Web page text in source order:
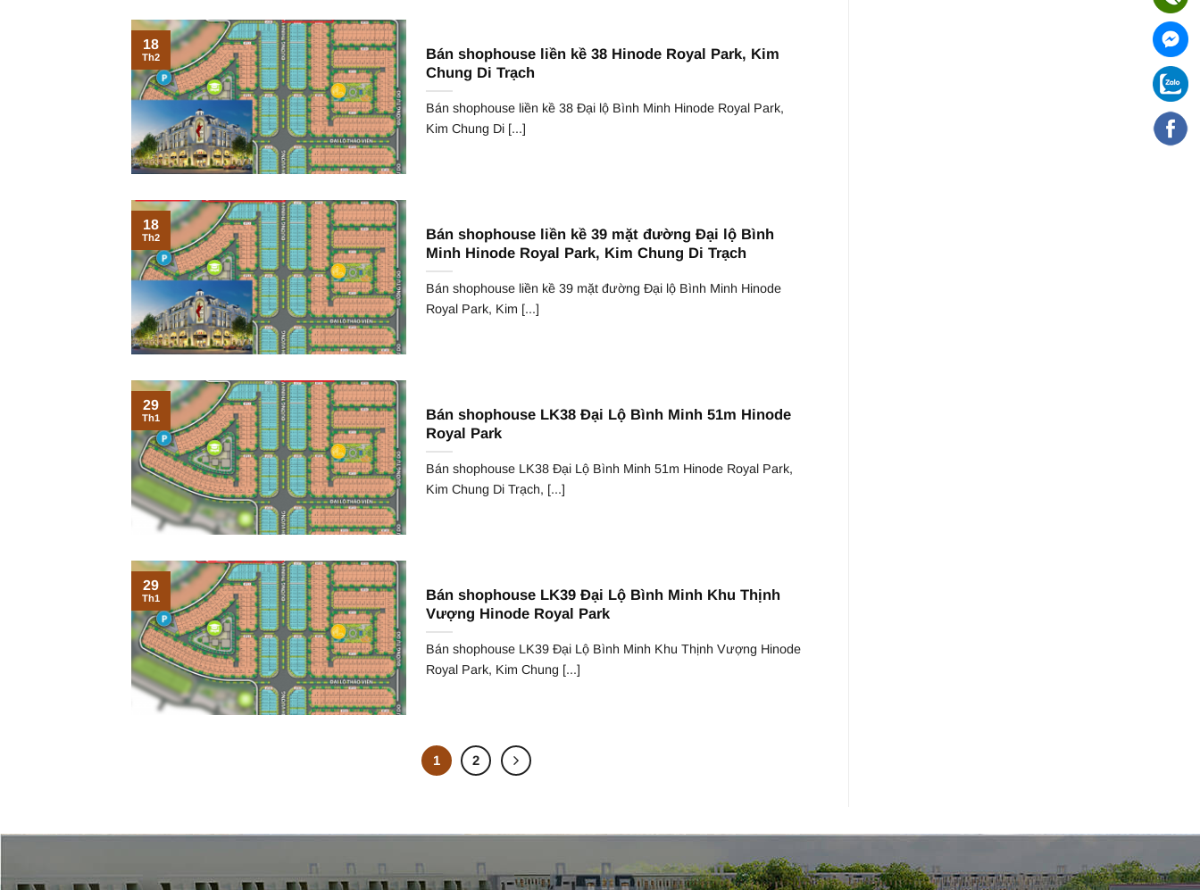
Bán shophouse liền kề 38 Hinode Royal Park, Kim
Chung Di Trạch
Bán shophouse liền kề 38 Đại lộ Bình Minh Hinode Royal Park,
Kim Chung Di [...]
18
Th2
Bán shophouse liền kề 39 mặt đường Đại lộ Bình
Minh Hinode Royal Park, Kim Chung Di Trạch
Bán shophouse liền kề 39 mặt đường Đại lộ Bình Minh Hinode
Royal Park, Kim [...]
18
Th2
Bán shophouse LK38 Đại Lộ Bình Minh 51m Hinode
Royal Park
Bán shophouse LK38 Đại Lộ Bình Minh 51m Hinode Royal Park,
Kim Chung Di Trạch, [...]
29
Th1
Bán shophouse LK39 Đại Lộ Bình Minh Khu Thịnh
Vượng Hinode Royal Park
Bán shophouse LK39 Đại Lộ Bình Minh Khu Thịnh Vượng Hinode
Royal Park, Kim Chung [...]
29
Th1
1 2